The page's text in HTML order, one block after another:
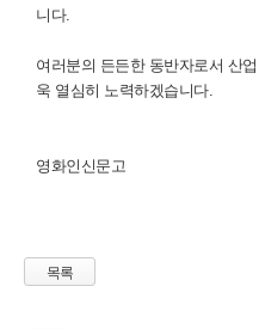
니다.
여러분의 든든한 동반자로서 산
욱 열심히 노력하겠습니다.
영화인신문고
목록